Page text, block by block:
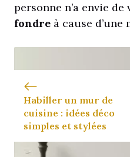
personne n’a envie de
fondre à cause
Habiller un mur de
cuisine : idées déco
simples et stylées